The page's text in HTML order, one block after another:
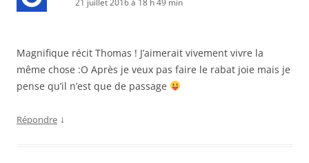
21 juillet 2016 à 18 h 49 min
Magnifique récit Thomas ! J’aimerait vivement vivre la
même chose :O Après je veux pas faire le rabat joie mais je
pense qu’il n’est que de passage
Répondre ↓